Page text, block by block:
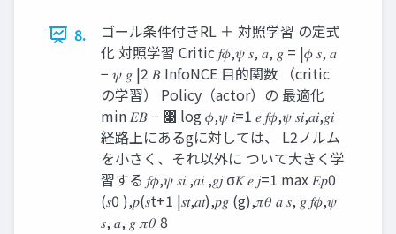
8.
ゴール条件付きRL ＋ 対照学習 の定式
化 対照学習 Critic 𝑓𝜙,𝜓 𝑠, 𝑎, 𝑔 = |𝜙 𝑠, 𝑎
− 𝜓 𝑔 |2 𝐵 InfoNCE 目的関数 （critic
の学習） Policy（actor）の 最適化
min 𝐸𝐵 − ෍ log 𝜙,𝜓 𝑖=1 𝑒 𝑓𝜙,𝜓 𝑠𝑖,𝑎𝑖,𝑔𝑖
経路上にあるgに対しては、 L2ノルム
を小さく、それ以外に ついて大きく学
習する 𝑓𝜙,𝜓 𝑠𝑖 ,𝑎𝑖 ,𝑔𝑗 σ𝐾 𝑒 𝑗=1 max 𝐸𝑝0
(𝑠0 ),𝑝(𝑠t+1 |𝑠𝑡,𝑎𝑡),𝑝𝑔 (g),𝜋𝜃 𝑎 𝑠, 𝑔 𝑓𝜙,𝜓
𝑠, 𝑎, 𝑔 𝜋𝜃 8